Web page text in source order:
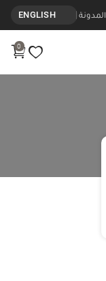
المدونة ENGLISH
0